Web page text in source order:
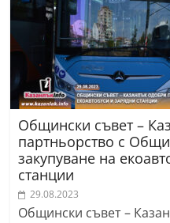
Общински съвет –
партньорство с
закупуване на
станции
29.08.2023
Общински съвет –